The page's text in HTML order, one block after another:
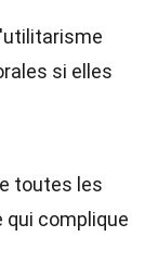
si elles
toutes les
qui complique